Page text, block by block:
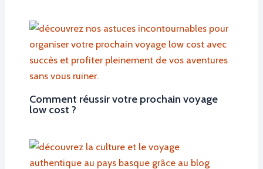
Comment réussir votre prochain voyage
low cost ?